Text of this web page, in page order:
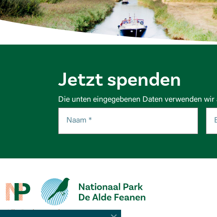
Jetzt spenden
Die unten eingegebenen Daten verwenden